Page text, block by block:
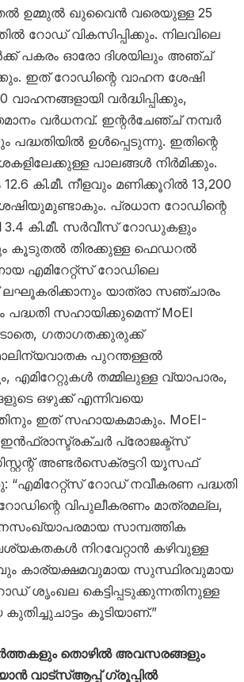
ഉമ്മുൽ ഖുവൈൻ വരെയുള്ള 25
റോഡ് വികസിപ്പിക്കും. നിലവിലെ
പകരം ഓരോ ദിശയിലും അഞ്ച്
ഇത് റോഡിന്റെ വാഹന ശേഷി
വാഹനങ്ങളായി വർദ്ധിപ്പിക്കും,
വർധനവ്. ഇന്റർചേഞ്ച് നമ്പർ
പദ്ധതിയിൽ ഉൾപ്പെടുന്നു. ഇതിന്റെ
പാലങ്ങൾ നിർമിക്കും.
കി.മീ. നീളവും മണിക്കൂറിൽ 13,200
പ്രധാന റോഡിന്റെ
കി.മീ. സർവീസ് റോഡുകളും
കൂടുതൽ തിരക്കുള്ള ഫെഡറൽ
എമിറേറ്റ്സ് റോഡിലെ
യാത്രാ സഞ്ചാരം
പദ്ധതി സഹായിക്കുമെന്ന് MoEI
ഗതാഗതക്കുരുക്ക്
പുറന്തള്ളൽ
എമിറേറ്റുകൾ തമ്മിലുള്ള വ്യാപാരം,
ഒഴുക്ക് എന്നിവയെ
ഇത് സഹായകമാകും. MoEI-
പ്രോജക്ട്‌സ്
അണ്ടർസെക്രട്ടറി യൂസഫ്
റോഡ് നവീകരണ പദ്ധതി
വിപുലീകരണം മാത്രമല്ല,
സാമ്പത്തിക
നിറവേറ്റാൻ കഴിവുള്ള
കാര്യക്ഷമവുമായ സുസ്ഥിരവുമായ
ശൃംഖല കെട്ടിപ്പടുക്കുന്നതിനുള്ള
കൂടിയാണ്.”
തൊഴിൽ അവസരങ്ങളും
വാട്സ്ആപ്പ് ഗ്രൂപ്പിൽ